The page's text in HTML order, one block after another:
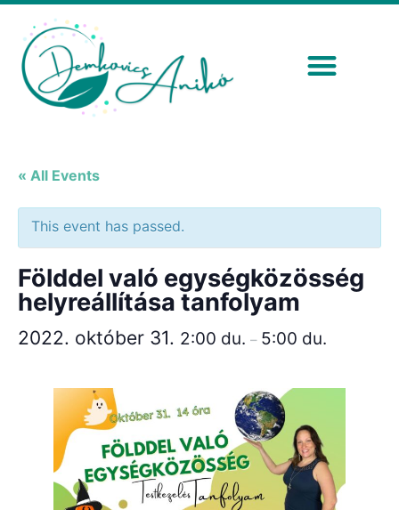
« All Events
This event has passed.
Földdel való egységközösség
helyreállítása tanfolyam
2022. október 31. 2:00 du. – 5:00 du.